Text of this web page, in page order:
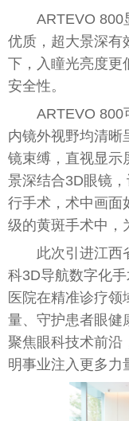
ARTEVO 800
优质，超大景深有
下，入瞳光亮度更
安全性。
ARTEVO 800
内镜外视野均清晰
镜束缚，直视显示
景深结合3D眼镜
行手术，术中画面
级的黄斑手术中，
此次引进江西
科3D导航数字化
医院在精准诊疗领
量、守护患者眼健
聚焦眼科技术前沿
明事业注入更多力